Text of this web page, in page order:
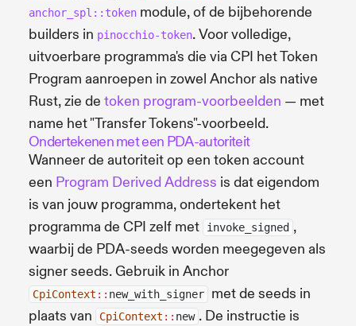
anchor_spl::token module, of de bijbehorende
builders in pinocchio-token. Voor volledige,
uitvoerbare programma's die via CPI het Token
Program aanroepen in zowel Anchor als native
Rust, zie de token program-voorbeelden — met
name het "Transfer Tokens"-voorbeeld.
Ondertekenen met een PDA-autoriteit
Wanneer de autoriteit op een token account
een Program Derived Address is dat eigendom
is van jouw programma, ondertekent het
programma de CPI zelf met
invoke_signed ,
waarbij de PDA-seeds worden meegegeven als
signer seeds. Gebruik in Anchor
CpiContext :: new_with_signer
met de seeds in
plaats van
CpiContext :: new . De instructie is